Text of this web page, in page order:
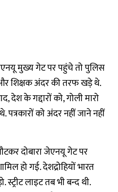
मुख्य गेट पर पहुंचे तो पुलिस
शिक्षक अंदर की तरफ खड़े थे.
देश के गद्दारों को, गोली मारो
पत्रकारों को अंदर नहीं जाने नहीं
दोबारा जेएनयू गेट पर
हो गई. देशद्रोहियों भारत
स्ट्रीट लाइट तब भी बन्द थी.